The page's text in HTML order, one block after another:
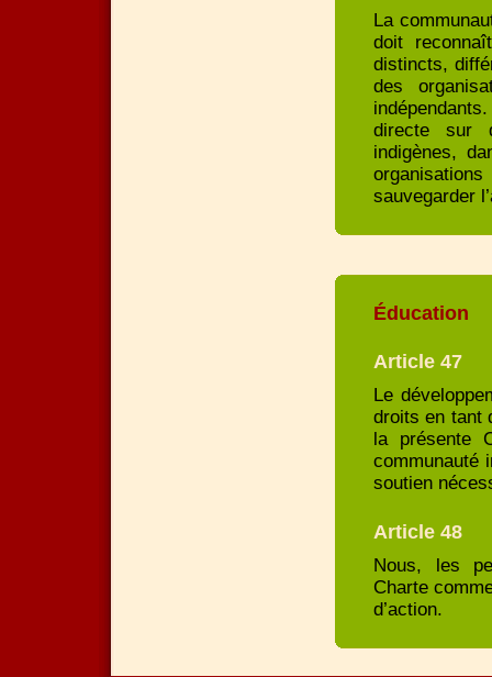
La
doit
distincts,
des
directe sur
indigènes,
sauvegarder
Éducation
Article 47
Le
droits en tant
la présente
communauté
soutien
Article 48
Nous, les
Charte
d’action.